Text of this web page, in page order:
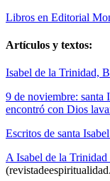
Libros en Editorial
Artículos y textos:
Isabel de la Trinidad,
9 de noviembre: santa
encontró con Dios
Escritos de santa
A Isabel de la